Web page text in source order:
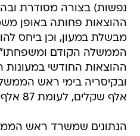
נפשות) בצורה מסודרת
ההוצאות פחותה באופן
מבשלת במעון, וכן ביחס
הממשלה הקודם
ההוצאות החודשי
אלף שקלים, לעומת 87 אלף שקלים כיום.
הנתונים שמשרד ראש